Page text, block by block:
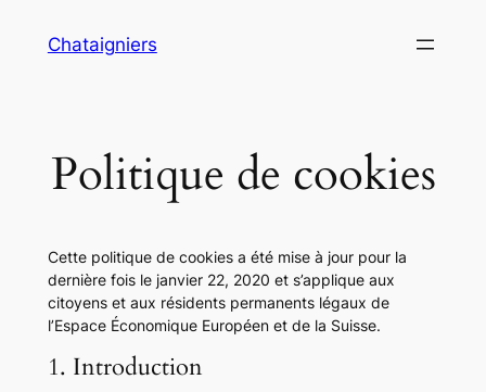
Chataigniers
Politique de cookies
Cette politique de cookies a été mise à jour pour la
dernière fois le janvier 22, 2020 et s’applique aux
citoyens et aux résidents permanents légaux de
l’Espace Économique Européen et de la Suisse.
1. Introduction